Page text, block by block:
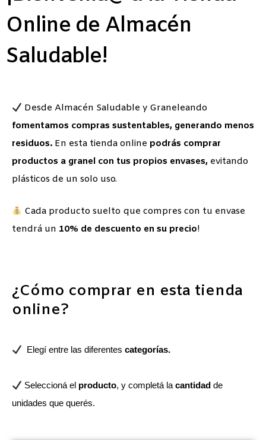
Online de Almacén
Saludable!
Desde Almacén Saludable y Graneleando
fomentamos compras sustentables, generando menos
residuos. En esta tienda online podrás comprar
productos a granel con tus propios envases, evitando
plásticos de un solo uso.
Cada producto suelto que compres con tu envase
tendrá un 10% de descuento en su precio!
¿Cómo comprar en esta tienda
online?
Elegí entre las diferentescategorías.
Seleccioná el producto, y completá lacantidadde
unidades que querés.